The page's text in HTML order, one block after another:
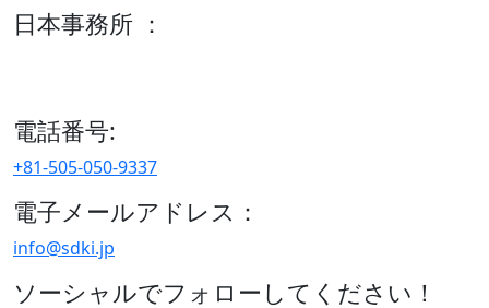
日本事務所 ：
電話番号:
+81-505-050-9337
電子メールアドレス：
info@sdki.jp
ソーシャルでフォローしてください！